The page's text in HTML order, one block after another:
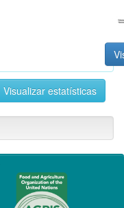
Visualizar estatísticas